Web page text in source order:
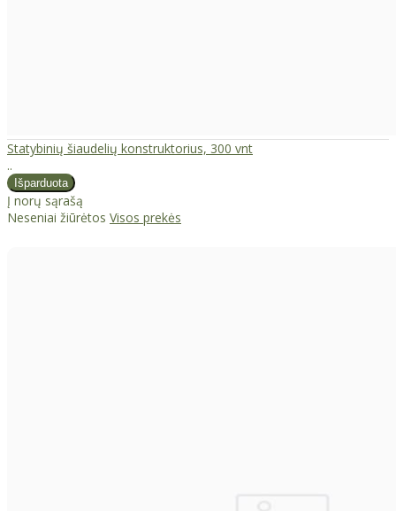
Statybinių šiaudelių konstruktorius, 300 vnt
..
Į norų sąrašą
Neseniai žiūrėtos Visos prekės